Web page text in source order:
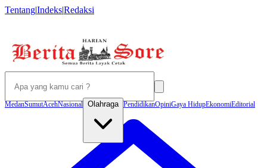
Tentang|Indeks|Redaksi
MedanSumutAcehNasional Olahraga PendidikanOpiniGaya HidupEkonomiEditorial